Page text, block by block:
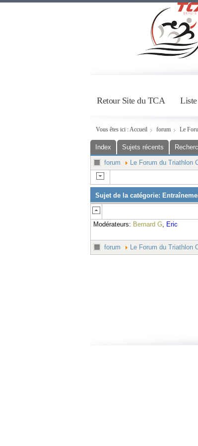
Retour Site du TCA
Vous êtes ici : Accueil forum Le
Index Sujets récents
forum Le Forum du Triathlon
Sujet de la catégorie:
Modérateurs: Bernard G, Eric
forum Le Forum du Triathlon